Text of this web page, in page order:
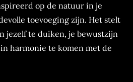
op de natuur in je
toevoeging zijn. Het stelt
jezelf te duiken, je bewustzijn
harmonie te komen met de